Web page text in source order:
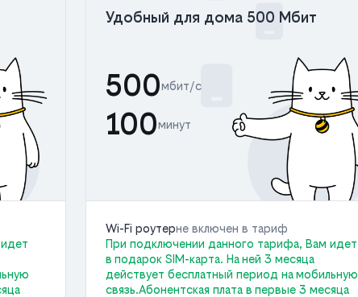
Удобный для дома 500 Мбит
500мбит/с
100минут
Wi-Fi роутерне включен в тариф
При подключении данного тарифа, Вам идет
в подарок SIM-карта. На ней 3 месяца
действует бесплатный период на мобильную
связь.Абонентская плата в первые 3 месяца